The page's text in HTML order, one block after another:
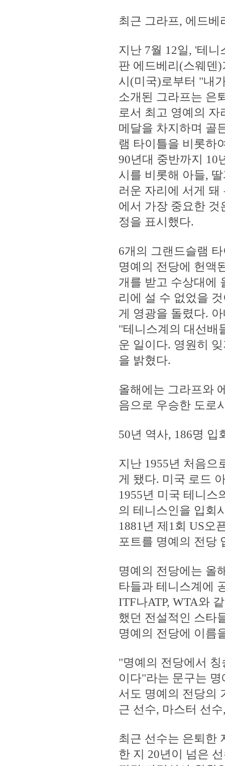
최근 그라프, 에드
지난 7월 12일, '테
판 에드베리(스웨덴
시(미국)로부터 "내
소개된 그라프는 은
로서 최고 영예의
메달을 차지하며 골
램 타이틀을 비롯하
90년대 중반까지 10
시를 비롯해 아들,
러운 자리에 서게
에서 가장 중요한
정을 표시했다.
6개의 그랜드슬램
명예의 전당에 헌액
개를 받고 수상대에
리에 설 수 없었을
게 영광을 돌렸다.
"테니스계의 대선배
운 일이다. 영원히
을 밝혔다.
올해에는 그라프와
음으로 우승한 도로
50년 역사, 186명 입
지난 1955년 처음으
게 됐다. 미국 로드
1955년 미국 테니스
의 테니스인을 입회
1881년 제1회 US오
포트를 명예의 전당
명예의 전당에는 올
타들과 테니스계에
ITF나ATP, WTA와
했던 전설적인 스타
명예의 전당에 이름
"명예의 전당에서
이다"라는 문구는
서도 명예의 전당의
근 선수, 마스터 선
최근 선수는 은퇴한
한 지 20년이 넘은